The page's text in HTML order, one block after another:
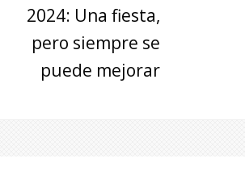
2024: Una fiesta,
pero siempre se
puede mejorar